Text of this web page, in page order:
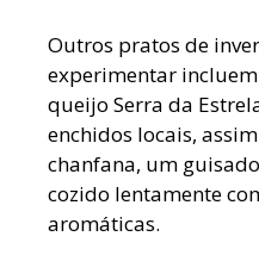
Outros pratos de
experimentar
queijo Serra da
enchidos locais,
chanfana, um
cozido lentamente
aromáticas.